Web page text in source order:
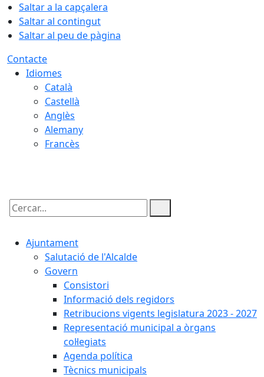
Saltar a la capçalera
Saltar al contingut
Saltar al peu de pàgina
Contacte
Idiomes
Català
Castellà
Anglès
Alemany
Francès
Cercar:
Ajuntament
Salutació de l'Alcalde
Govern
Consistori
Informació dels regidors
Retribucions vigents legislatura 2023 - 2027
Representació municipal a òrgans
col·legiats
Agenda política
Tècnics municipals